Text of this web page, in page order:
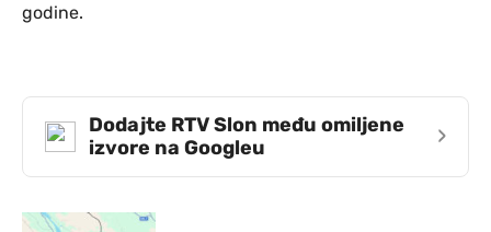
godine.
Dodajte RTV Slon među omiljene
izvore na Googleu
›